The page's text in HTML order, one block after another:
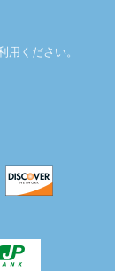
ください。